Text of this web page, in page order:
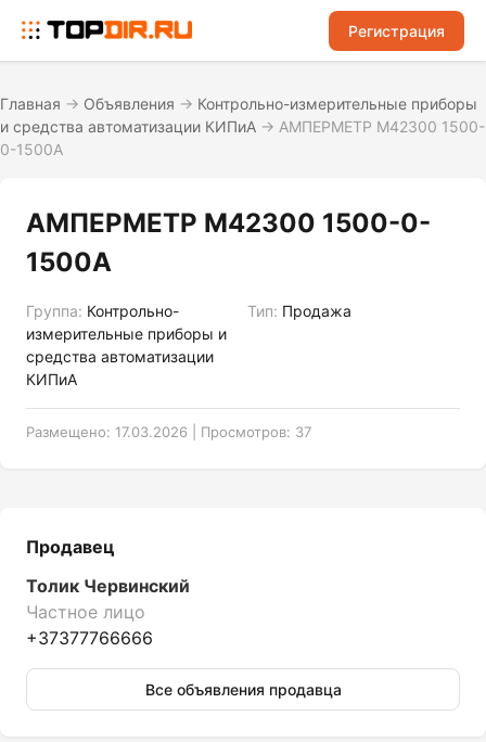
Регистрация
Главная → Объявления → Контрольно-измерительные приборы
и средства автоматизации КИПиА → АМПЕРМЕТР М42300 1500-
0-1500А
АМПЕРМЕТР М42300 1500-0-
1500А
Группа: Контрольно-
измерительные приборы и
средства автоматизации
КИПиА
Тип: Продажа
Размещено: 17.03.2026 | Просмотров: 37
Продавец
Толик Червинский
Частное лицо
+37377766666
Все объявления продавца